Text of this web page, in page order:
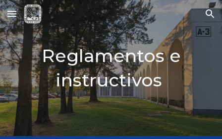
Skip to main content Skip to navigation
Reglamentos e
instructivos